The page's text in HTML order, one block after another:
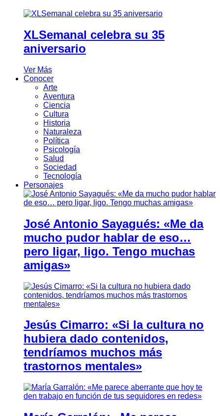
XLSemanal celebra su 35
aniversario
Ver Más
Conocer
Arte
Aventura
Ciencia
Cultura
Historia
Naturaleza
Política
Psicología
Salud
Sociedad
Tecnología
Personajes
José Antonio Sayagués: «Me da
mucho pudor hablar de eso…
pero ligar, ligo. Tengo muchas
amigas»
Jesús Cimarro: «Si la cultura no
hubiera dado contenidos,
tendríamos muchos más
trastornos mentales»